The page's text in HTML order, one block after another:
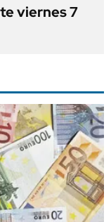
viernes 7